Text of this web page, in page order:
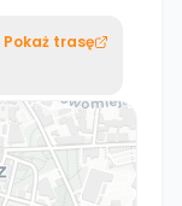
Pokaż trasę